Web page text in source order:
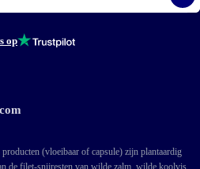
op
(vloeibaar of capsule) zijn plantaardig
de filet-snijresten van wilde zalm, wilde koolvis